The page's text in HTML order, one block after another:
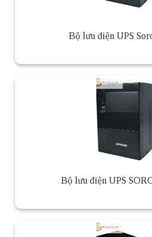
Bộ lưu điện UPS
Bộ lưu điện UPS